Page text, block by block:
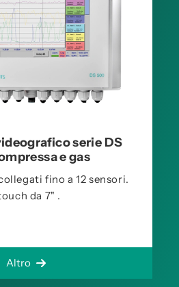
serie DS
e gas
fino a 12 sensori.
da 7" .
Altro